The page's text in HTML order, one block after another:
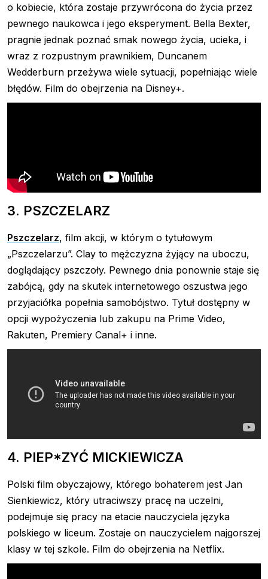
o kobiecie, która zostaje przywrócona do życia przez
pewnego naukowca i jego eksperyment. Bella Bexter,
pragnie jednak poznać smak nowego życia, ucieka, i
wraz z rozpustnym prawnikiem, Duncanem
Wedderburn przeżywa wiele sytuacji, popełniając wiele
błędów. Film do obejrzenia na Disney+.
3. PSZCZELARZ
Pszczelarz, film akcji, w którym o tytułowym
„Pszczelarzu”. Clay to mężczyzna żyjący na uboczu,
doglądający pszczoły. Pewnego dnia ponownie staje się
zabójcą, gdy na skutek internetowego oszustwa jego
przyjaciółka popełnia samobójstwo. Tytuł dostępny w
opcji wypożyczenia lub zakupu na Prime Video,
Rakuten, Premiery Canal+ i inne.
4. PIEP*ZYĆ MICKIEWICZA
Polski film obyczajowy, którego bohaterem jest Jan
Sienkiewicz, który utraciwszy pracę na uczelni,
podejmuje się pracy na etacie nauczyciela języka
polskiego w liceum. Zostaje on nauczycielem najgorszej
klasy w tej szkole. Film do obejrzenia na Netflix.